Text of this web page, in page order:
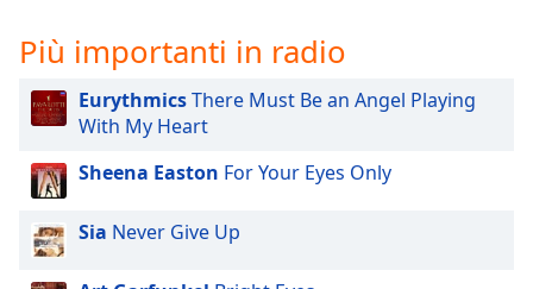
subtitles
settings,
opens
subtitles
settings
dialog
subtitles
selected
Più importanti in radio
EurythmicsThere Must Be an Angel Playing
With My Heart
Sheena Easton For Your Eyes Only
Sia Never Give Up